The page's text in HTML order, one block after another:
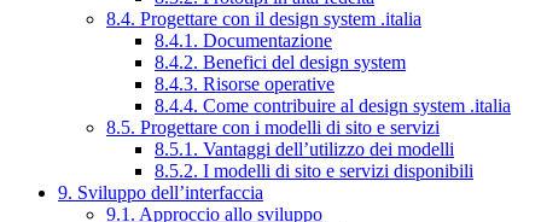
8.4. Progettare con il design system .italia
8.4.1. Documentazione
8.4.2. Benefici del design system
8.4.3. Risorse operative
8.4.4. Come contribuire al design system .italia
8.5. Progettare con i modelli di sito e servizi
8.5.1. Vantaggi dell’utilizzo dei modelli
8.5.2. I modelli di sito e servizi disponibili
9. Sviluppo dell’interfaccia
9.1. Approccio allo sviluppo